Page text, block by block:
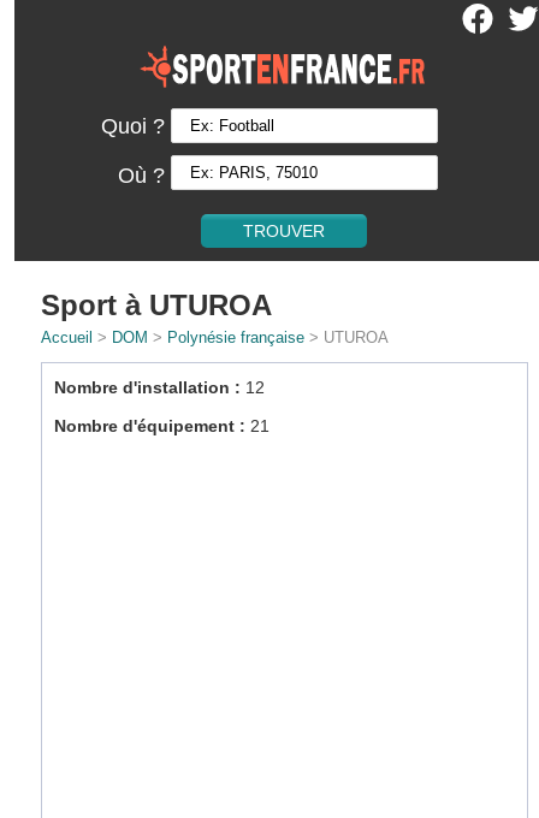
Quoi ?
Où ?
Sport à UTUROA
Accueil > DOM > Polynésie française > UTUROA
Nombre d'installation : 12
Nombre d'équipement : 21